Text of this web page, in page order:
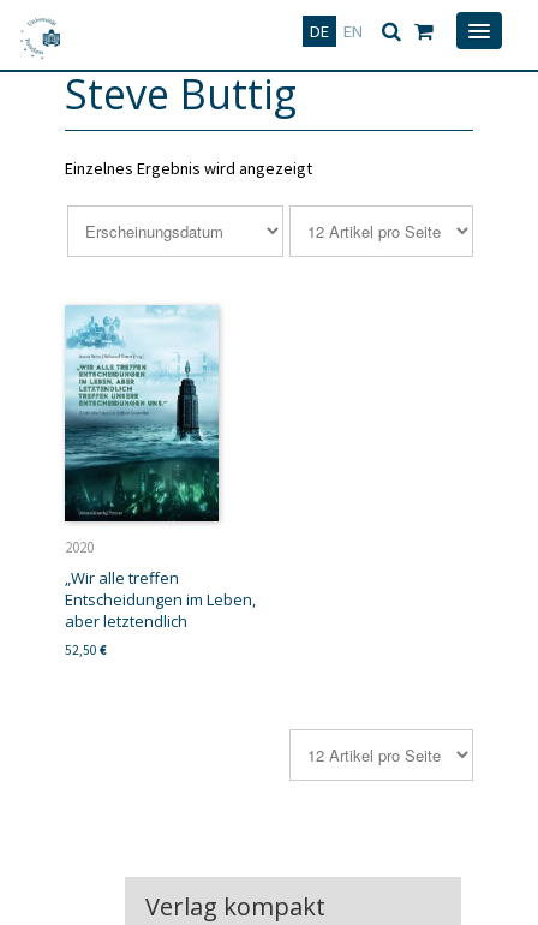
DE EN
Deutsch
Steve Buttig
Einzelnes Ergebnis wird angezeigt
2020
„Wir alle treffen
Entscheidungen im Leben,
aber letztendlich
52,50 €
Verlag kompakt